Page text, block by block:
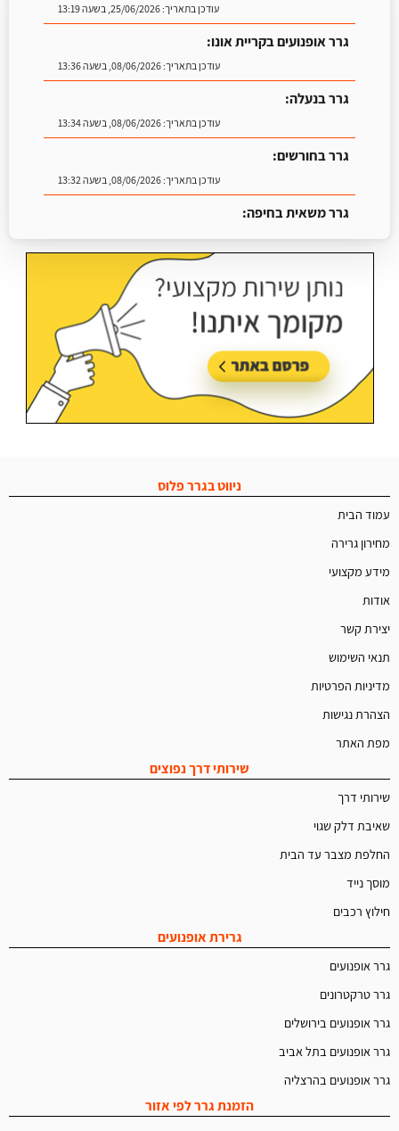
עודכן בתאריך:25/06/2026, בשעה 13:19
גרר אופנועים בקריית אונו:
עודכן בתאריך:08/06/2026, בשעה 13:36
גרר בנעלה:
עודכן בתאריך:08/06/2026, בשעה 13:34
גרר בחורשים:
עודכן בתאריך:08/06/2026, בשעה 13:32
גרר משאית בחיפה:
עודכן בתאריך:25/06/2026, בשעה 13:25
ניווט בגרר פלוס
עמוד הבית
מחירון גרירה
מידע מקצועי
אודות
יצירת קשר
תנאי השימוש
מדיניות הפרטיות
הצהרת נגישות
מפת האתר
שירותי דרך נפוצים
שירותי דרך
שאיבת דלק שגוי
החלפת מצבר עד הבית
מוסך נייד
חילוץ רכבים
גרירת אופנועים
גרר אופנועים
גרר טרקטרונים
גרר אופנועים בירושלים
גרר אופנועים בתל אביב
גרר אופנועים בהרצליה
הזמנת גרר לפי אזור